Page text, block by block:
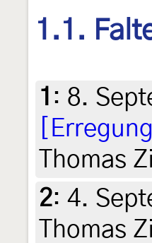
1.1.
1 : 8.
Thomas
2: 4.
Thomas